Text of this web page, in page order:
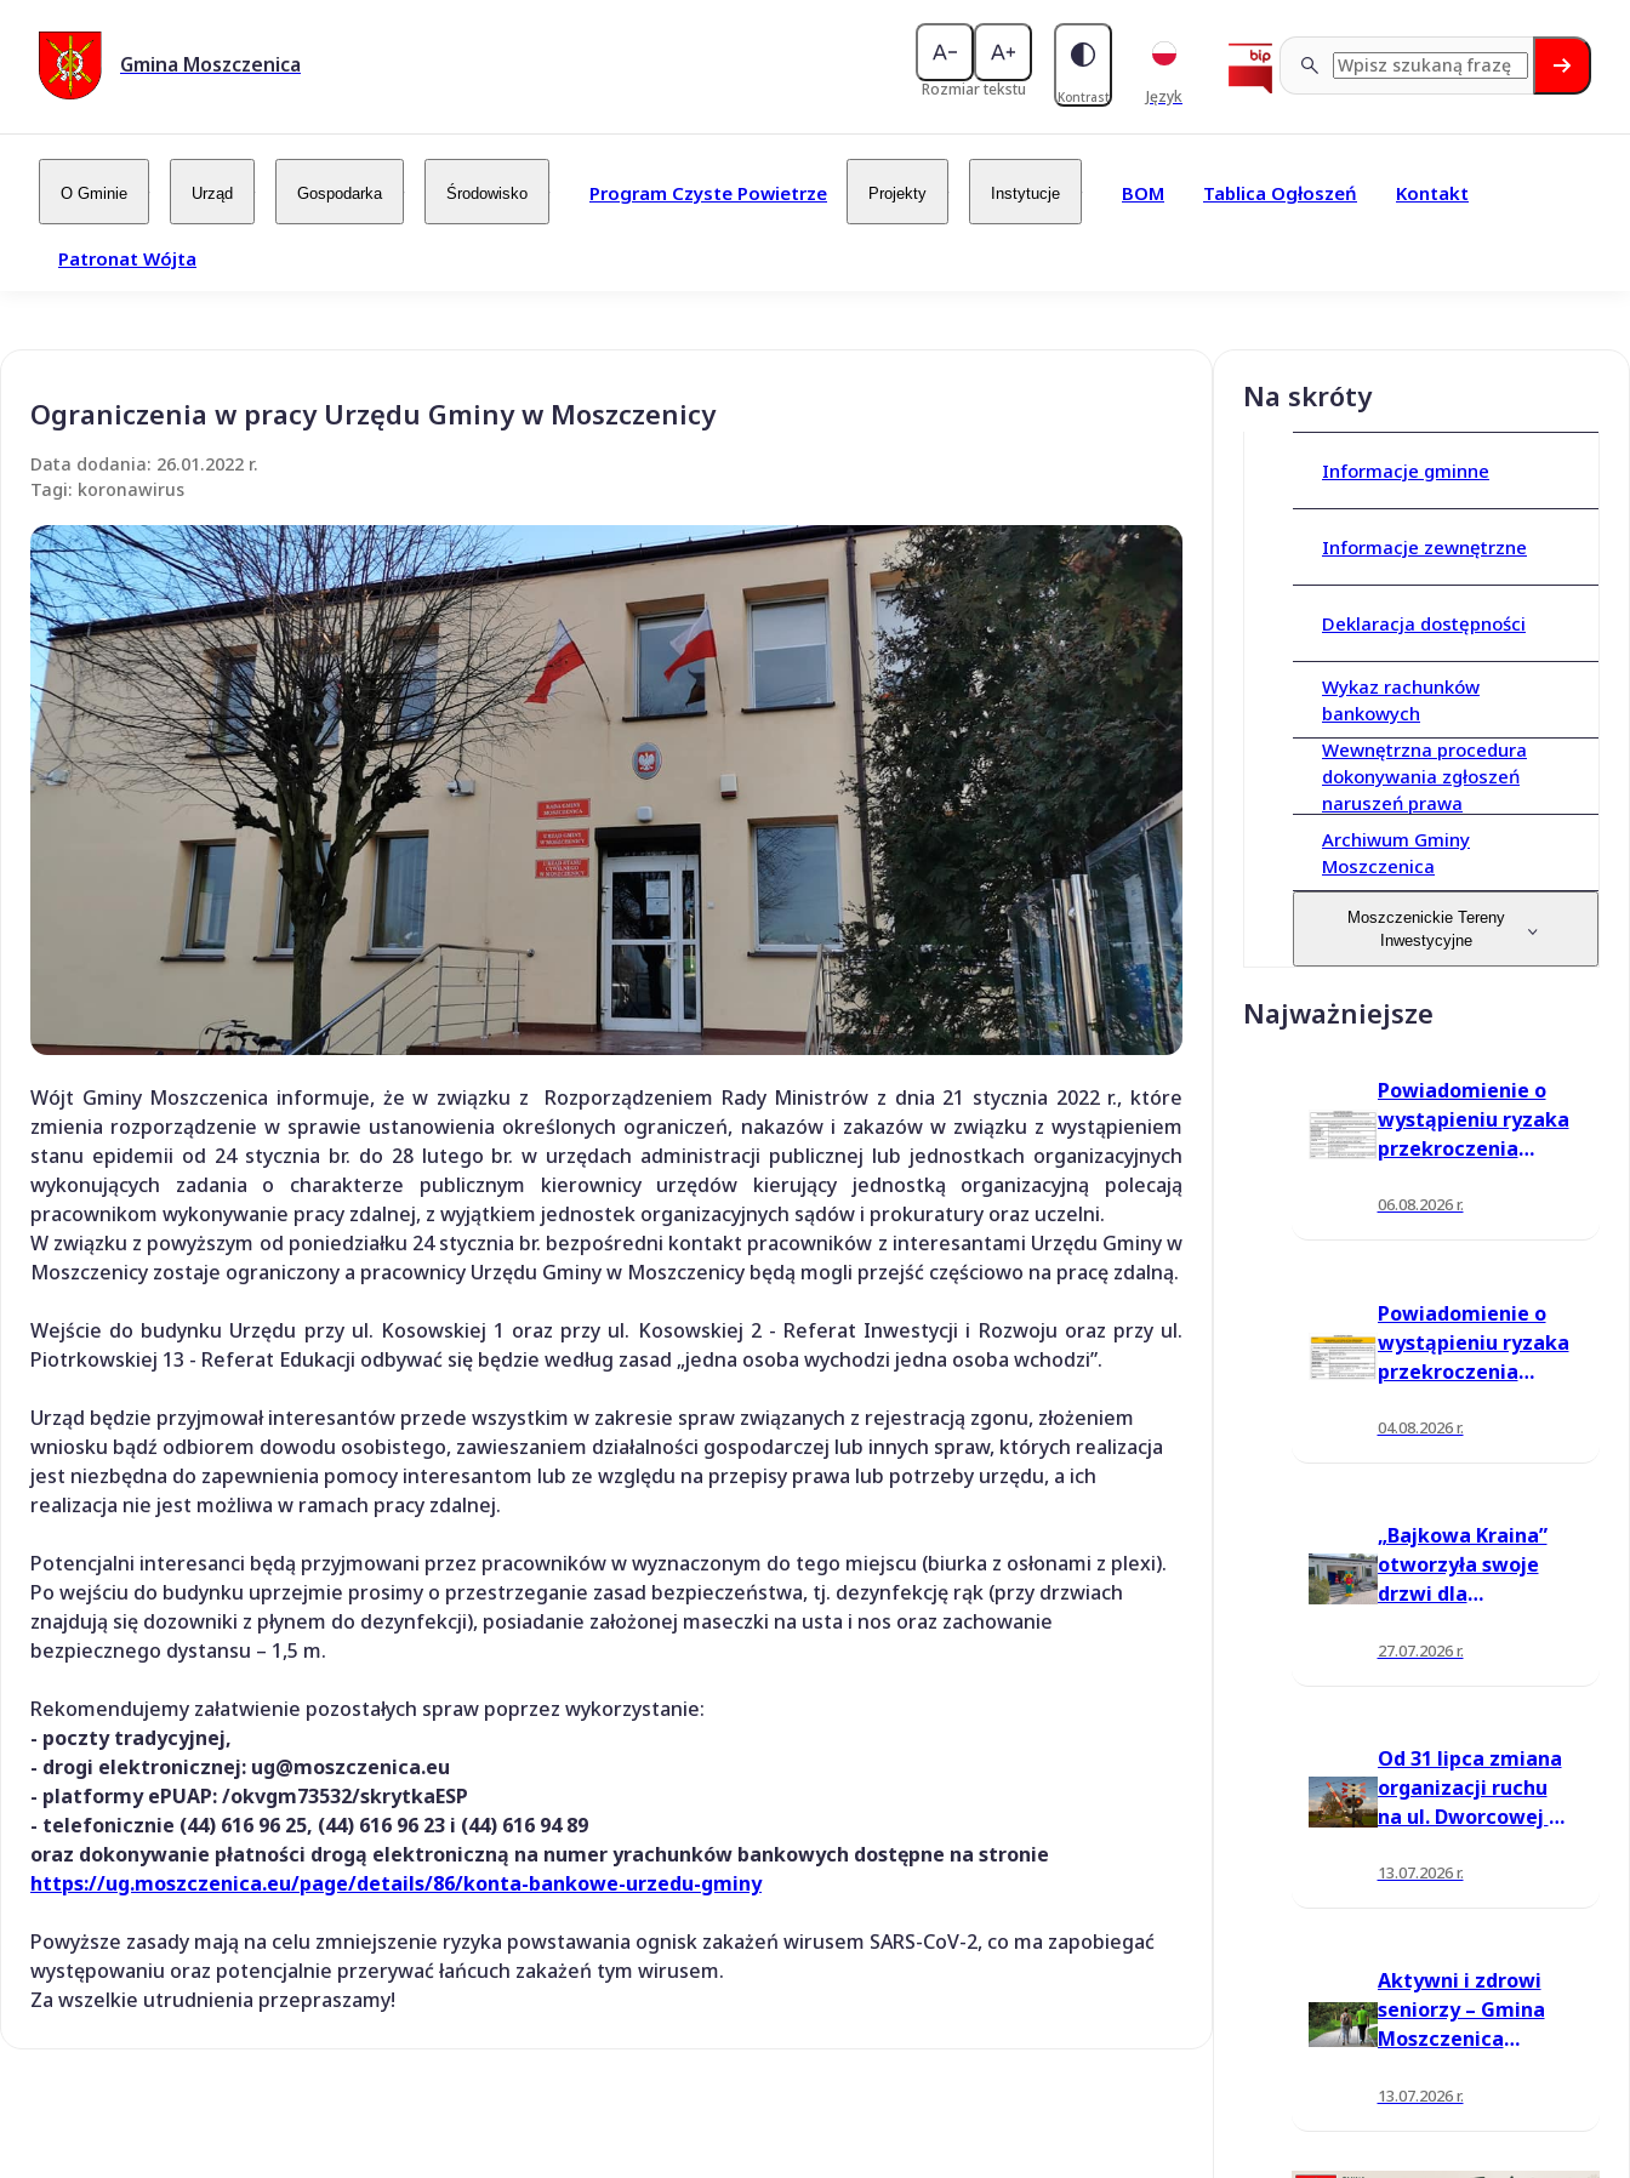
Gmina Moszczenica
Rozmiar tekstu Kontrast Język
O Gminie Urząd Gospodarka Środowisko Program Czyste Powietrze Projekty Instytucje BOM Tablica Ogłoszeń Kontakt
Patronat Wójta
Ograniczenia w pracy Urzędu Gminy w Moszczenicy
Data dodania: 26.01.2022 r.
Tagi: koronawirus
Wójt Gminy Moszczenica informuje, że w związku z
Rozporządzeniem Rady Ministrów z dnia 21 stycznia 2022 r., które
zmienia rozporządzenie w sprawie ustanowienia określonych ograniczeń, nakazów i zakazów w związku z wystąpieniem
stanu epidemii od 24 stycznia br. do 28 lutego br. w urzędach administracji publicznej lub jednostkach organizacyjnych
wykonujących zadania o charakterze publicznym kierownicy urzędów kierujący jednostką organizacyjną polecają
pracownikom wykonywanie pracy zdalnej, z wyjątkiem jednostek organizacyjnych sądów i prokuratury oraz uczelni.
W związku z powyższym od poniedziałku 24 stycznia br. bezpośredni kontakt pracowników z interesantami Urzędu Gminy w
Moszczenicy zostaje ograniczony a pracownicy Urzędu Gminy w Moszczenicy będą mogli przejść częściowo na pracę zdalną.
Wejście do budynku Urzędu przy ul. Kosowskiej 1 oraz przy ul. Kosowskiej 2 - Referat Inwestycji i Rozwoju oraz przy ul.
Piotrkowskiej 13 - Referat Edukacji odbywać się będzie według zasad „jedna osoba wychodzi jedna osoba wchodzi”.
Urząd będzie przyjmował interesantów przede wszystkim w zakresie spraw związanych z rejestracją zgonu, złożeniem
wniosku bądź odbiorem dowodu osobistego, zawieszaniem działalności gospodarczej lub innych spraw, których realizacja
jest niezbędna do zapewnienia pomocy interesantom lub ze względu na przepisy prawa lub potrzeby urzędu, a ich
realizacja nie jest możliwa w ramach pracy zdalnej.
Potencjalni interesanci będą przyjmowani przez pracowników w wyznaczonym do tego miejscu (biurka z osłonami z plexi).
Po wejściu do budynku uprzejmie prosimy o przestrzeganie zasad bezpieczeństwa, tj. dezynfekcję rąk (przy drzwiach
znajdują się dozowniki z płynem do dezynfekcji), posiadanie założonej maseczki na usta i nos oraz zachowanie
bezpiecznego dystansu – 1,5 m.
Rekomendujemy załatwienie pozostałych spraw poprzez wykorzystanie:
- poczty tradycyjnej,
- drogi elektronicznej: ug@moszczenica.eu
- platformy ePUAP: /okvgm73532/skrytkaESP
- telefonicznie (44) 616 96 25, (44) 616 96 23 i (44) 616 94 89
oraz dokonywanie płatności drogą elektroniczną na numer yrachunków bankowych dostępne na stronie
https://ug.moszczenica.eu/page/details/86/konta-bankowe-urzedu-gminy
Powyższe zasady mają na celu zmniejszenie ryzyka powstawania ognisk zakażeń wirusem SARS-CoV-2, co ma zapobiegać
występowaniu oraz potencjalnie przerywać łańcuch zakażeń tym wirusem.
Za wszelkie utrudnienia przepraszamy!
Na skróty
Informacje gminne
Informacje zewnętrzne
Deklaracja dostępności
Wykaz rachunków
bankowych
Wewnętrzna procedura
dokonywania zgłoszeń
naruszeń prawa
Archiwum Gminy
Moszczenica
Moszczenickie Tereny
Inwestycyjne
Najważniejsze
Powiadomienie o
wystąpieniu ryzaka
przekroczenia
informowania dla
06.08.2026 r.
Powiadomienie o
wystąpieniu ryzaka
przekroczenia
informowania dla
04.08.2026 r.
„Bajkowa Kraina”
otworzyła swoje
drzwi dla
27.07.2026 r.
Od 31 lipca zmiana
organizacji ruchu
na ul. Dworcowej w
13.07.2026 r.
Aktywni i zdrowi
seniorzy – Gmina
Moszczenica
na nowe zajęcia
13.07.2026 r.